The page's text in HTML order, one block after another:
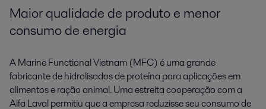
Maior qualidade de produto e menor
consumo de energia
A Marine Functional Vietnam (MFC) é uma grande
fabricante de hidrolisados de proteína para aplicações em
alimentos e ração animal. Uma estreita cooperação com a
Alfa Laval permitiu que a empresa reduzisse seu consumo de